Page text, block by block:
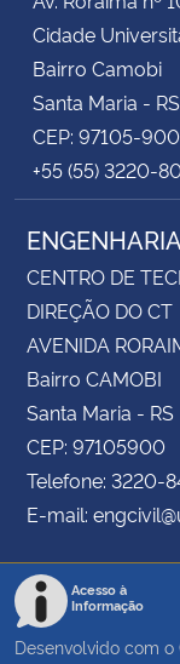
Cidade
Bairro Camobi
Santa Maria - RS
CEP: 97105-900
+55 (55) 3220-
CENTRO DE
DIREÇÃO DO CT
AVENIDA
Bairro CAMOBI
Santa Maria - RS
CEP: 97105900
Telefone: 3220-
E-mail:
Acesso à
Informação
Desenvolvido com